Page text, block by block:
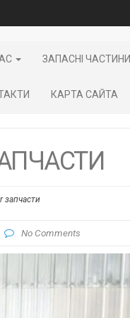
ЗАПАСНІ ЧАСТИНИ
КАРТА САЙТА
запчасти
No Comments